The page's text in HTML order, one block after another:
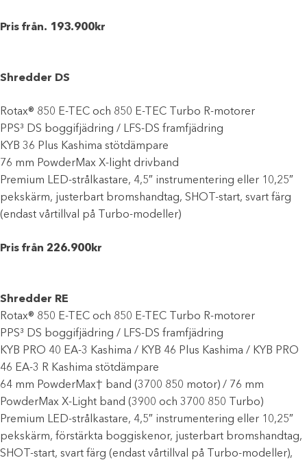
Pris från. 193.900kr
Shredder DS
Rotax® 850 E-TEC och 850 E-TEC Turbo R-motorer
PPS³ DS boggifjädring / LFS-DS framfjädring
KYB 36 Plus Kashima stötdämpare
76 mm PowderMax X-light drivband
Premium LED-strålkastare, 4,5″ instrumentering eller 10,25″
pekskärm, justerbart bromshandtag, SHOT-start, svart färg
(endast vårtillval på Turbo-modeller)
Pris från 226.900kr
Shredder RE
Rotax® 850 E-TEC och 850 E-TEC Turbo R-motorer
PPS³ DS boggifjädring / LFS-DS framfjädring
KYB PRO 40 EA-3 Kashima / KYB 46 Plus Kashima / KYB PRO
46 EA-3 R Kashima stötdämpare
64 mm PowderMax† band (3700 850 motor) / 76 mm
PowderMax X-Light band (3900 och 3700 850 Turbo)
Premium LED-strålkastare, 4,5″ instrumentering eller 10,25″
pekskärm, förstärkta boggiskenor, justerbart bromshandtag,
SHOT-start, svart färg (endast vårtillval på Turbo-modeller),